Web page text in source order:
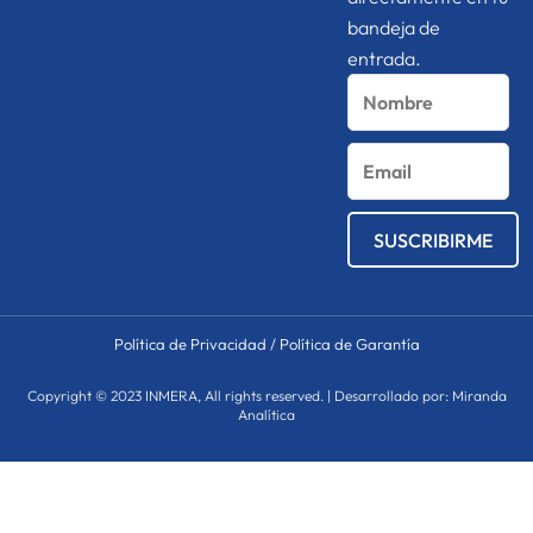
bandeja de
entrada.
SUSCRIBIRME
Copyright © 2023 INMERA, All rights reserved. | Desarrollado por: Miranda
Analítica
Política de Privacidad / Política de Garantía